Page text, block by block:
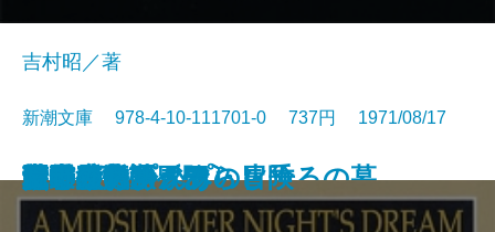
アメリカひじき・火垂るの墓
国盗り物語〔三〕
国盗り物語〔四〕
悪霊〔下〕
悪霊〔上〕
国盗り物語〔一〕
国盗り物語〔二〕
黒い画集
日常生活の冒険
戦艦武蔵
吉村昭／著
新潮文庫 978-4-10-111701-0 737円 1971/08/17
夏の夜の夢・あらし
青の時代
日本三文オペラ
青春の蹉跌
ボッコちゃん
点と線
城
眼の壁
船乗りクプクプの冒険
荒野のおおかみ